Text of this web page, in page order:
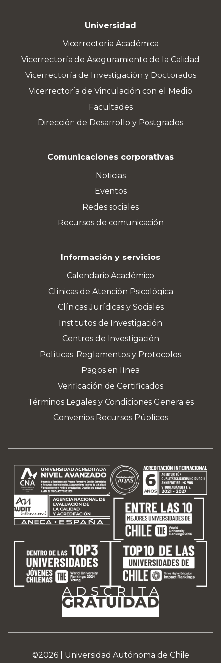
Universidad
Vicerrectoría Académica
Vicerrectoría de Aseguramiento de la Calidad
Vicerrectoría de Investigación y Doctorados
Vicerrectoría de Vinculación con el Medio
Facultades
Dirección de Desarrollo y Postgrados
Comunicaciones corporativas
Noticias
Eventos
Redes sociales
Recursos de comunicación
Información y servicios
Calendario Académico
Clínicas de Atención Psicológica
Clínicas Jurídicas y Sociales
Institutos de Investigación
Centros de Investigación
Políticas, Reglamentos y Protocolos
Pagos en línea
Verificación de Certificados
Términos Legales y Condiciones Generales
Convenios Recursos Públicos
©2026 | Universidad Autónoma de Chile